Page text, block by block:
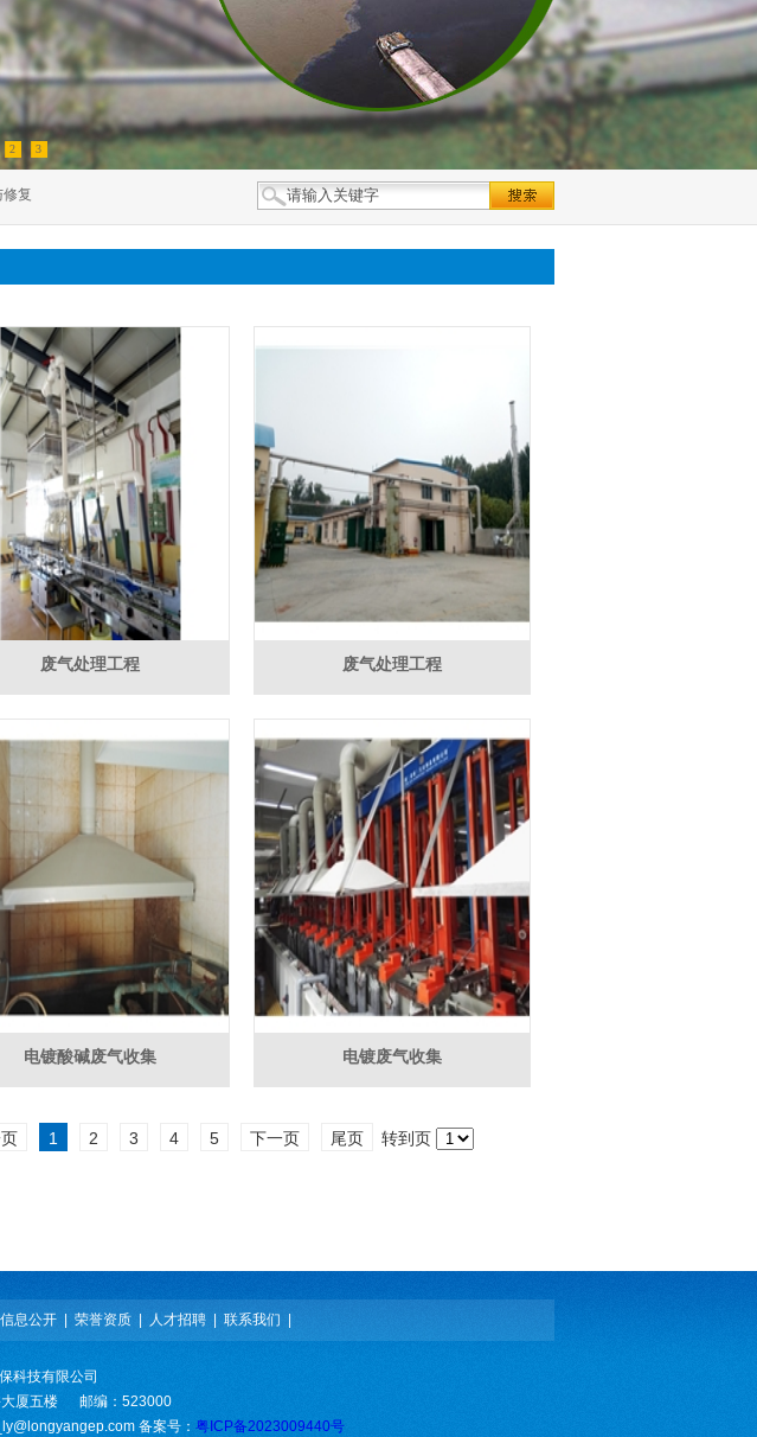
2 3
复
废气处理工程 废气处理工程
电镀酸碱废气收集 电镀废气收集
页 1 2 3 4 5 下一页 尾页 转到页
信息公开 荣誉资质 人才招聘 联系我们
科技有限公司
大厦五楼 邮编：523000
备案号： 粤ICP备2023009440号